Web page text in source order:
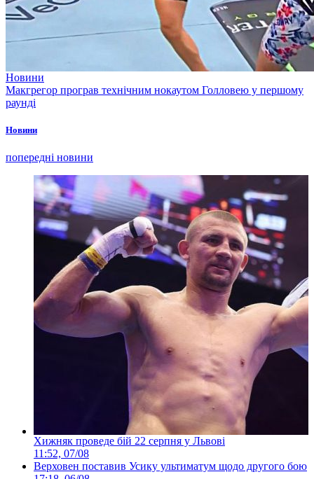
Новини
Макгрегор програв технічним нокаутом Голловею у першому
раунді
Новини
попередні новини
Хижняк проведе бій 22 серпня у Львові
11:52, 07/08
Верховен поставив Усику ультиматум щодо другого бою